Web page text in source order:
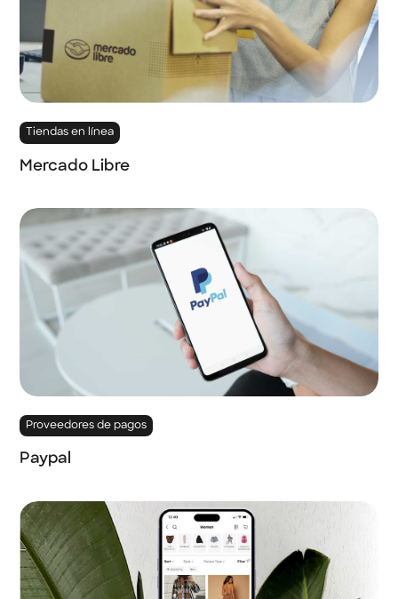
Tiendas en línea
Mercado Libre
Proveedores de pagos
Paypal